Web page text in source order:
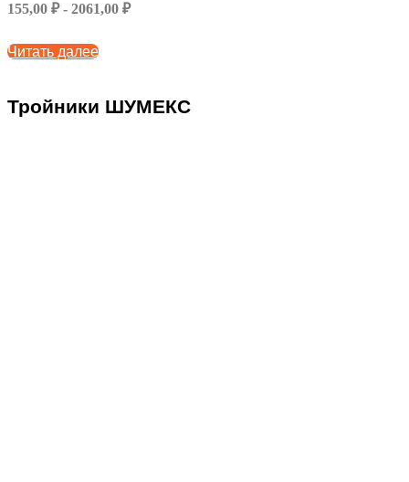
155,00 ₽ - 2061,00 ₽
Читать далее
Тройники ШУМЕКС